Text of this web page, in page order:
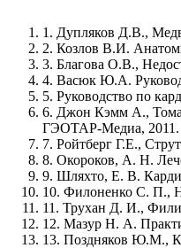
1. Дупляков Д.В.,
2. Козлов В.И.
3. Благова О.В.,
4. Васюк Ю.А.
5. Руководство по
6. Джон Кэмм А.,
ГЭОТАР-Медиа, 2011.
7. Ройтберг Г.Е.,
8. Окороков, А. Н.
9. Шляхто, Е. В.
10. Филоненко С. П.,
11. Трухан Д. И.,
12. Мазур Н. А.
13. Поздняков Ю.М.,